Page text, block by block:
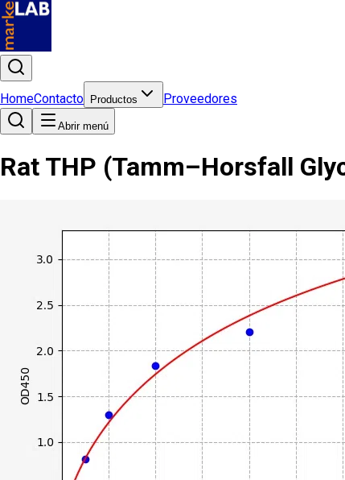
HomeContacto Productos Proveedores
Abrir menú
Rat THP (Tamm–Horsfall